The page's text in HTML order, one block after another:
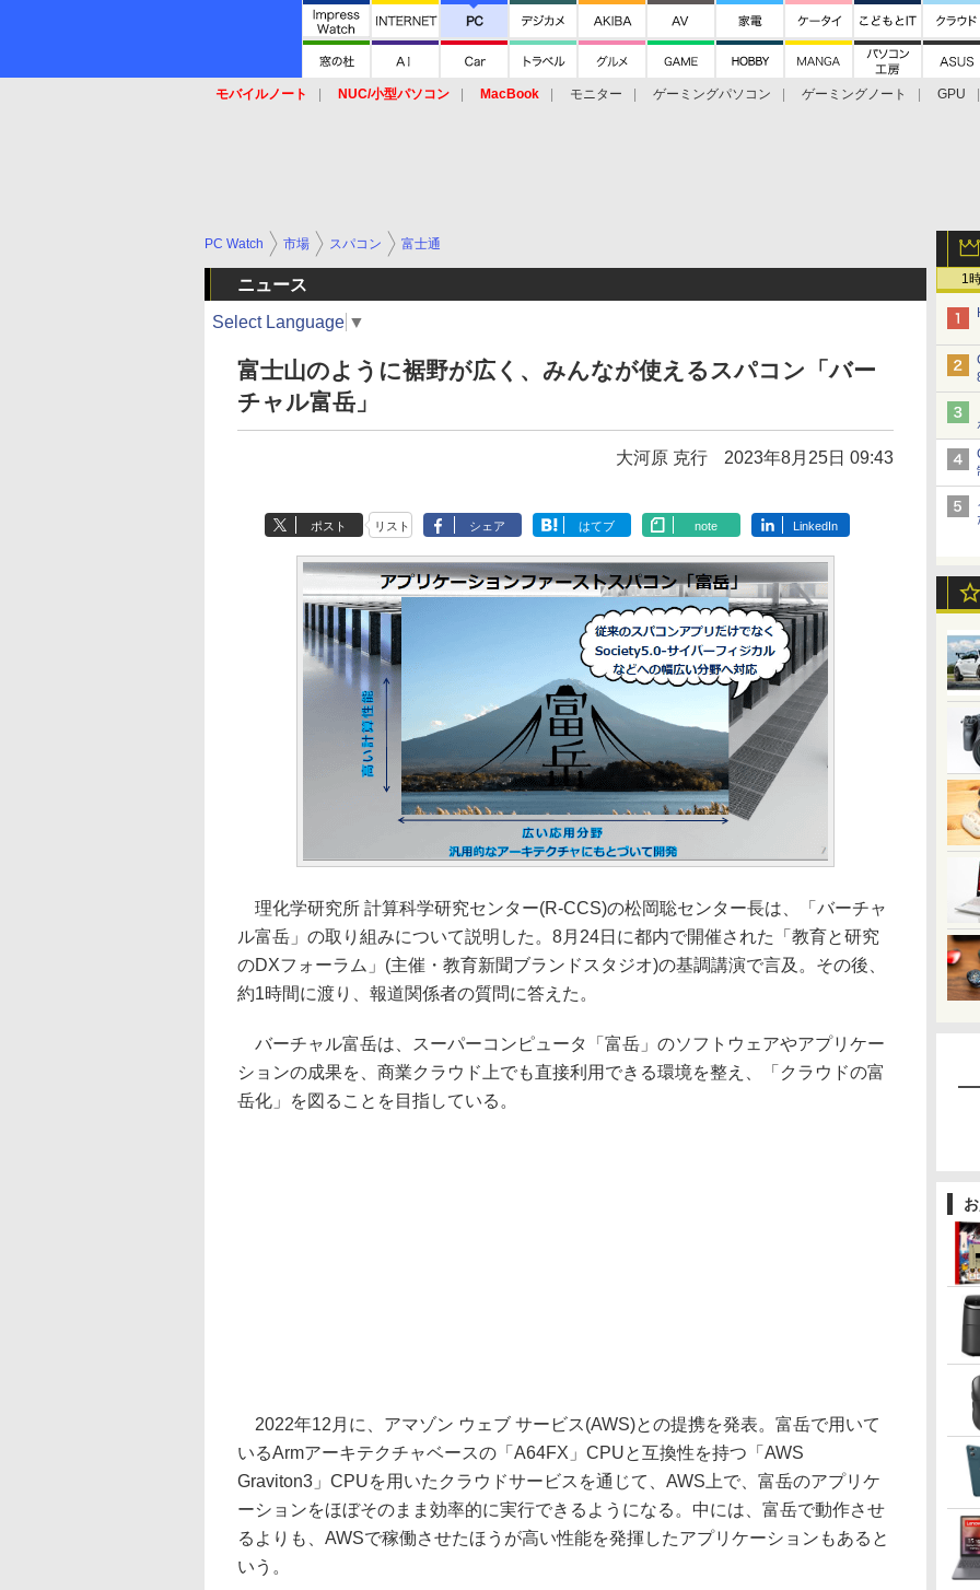
モバイルノート NUC/小型パソコン MacBook モニター ゲーミングパソコン ゲーミングノート
GPU
1
PC Watch 市場 スパコン 富士通
ニュース
Select Language ▼
富士山のように裾野が広く、みんなが使えるスパコン「バー
チャル富岳」
大河原 克行 2023年8月25日 09:43
ポスト リスト シェア はてブ note LinkedIn
理化学研究所 計算科学研究センター(R-CCS)の松岡聡センター長は、「バーチャ
ル富岳」の取り組みについて説明した。8月24日に都内で開催された「教育と研究
のDXフォーラム」(主催・教育新聞ブランドスタジオ)の基調講演で言及。その後、
約1時間に渡り、報道関係者の質問に答えた。
バーチャル富岳は、スーパーコンピュータ「富岳」のソフトウェアやアプリケー
ションの成果を、商業クラウド上でも直接利用できる環境を整え、「クラウドの富
岳化」を図ることを目指している。
2022年12月に、アマゾン ウェブ サービス(AWS)との提携を発表。富岳で用いて
いるArmアーキテクチャベースの「A64FX」CPUと互換性を持つ「AWS
Graviton3」CPUを用いたクラウドサービスを通じて、AWS上で、富岳のアプリケ
ーションをほぼそのまま効率的に実行できるようになる。中には、富岳で動作させ
るよりも、AWSで稼働させたほうが高い性能を発揮したアプリケーションもあると
いう。